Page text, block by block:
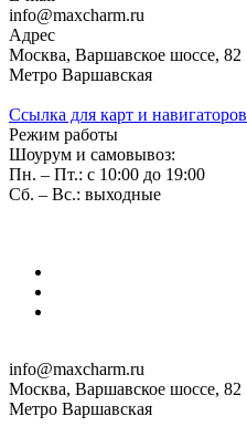
info@maxcharm.ru
Адрес
Москва, Варшавское шоссе, 82
Метро Варшавская
Ссылка для карт и навигаторов
Режим работы
Шоурум и самовывоз:
Пн. – Пт.: с 10:00 до 19:00
Сб. – Вс.: выходные
info@maxcharm.ru
Москва, Варшавское шоссе, 82
Метро Варшавская